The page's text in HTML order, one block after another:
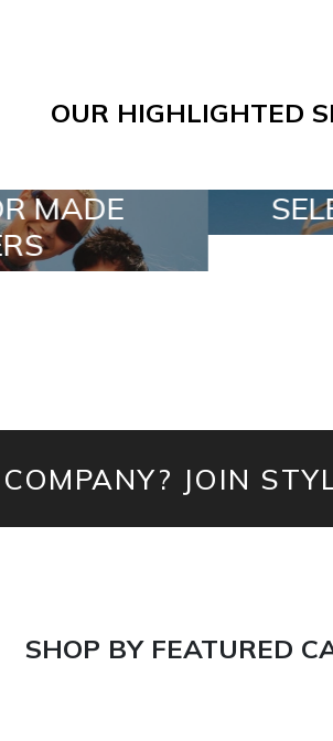
OUR HIGHLIGHTED
JOIN
SHOP BY FEATURED